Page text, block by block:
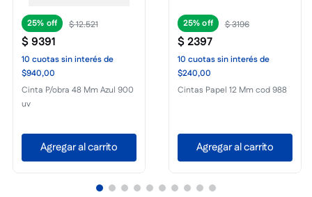
25% $12.521
$9391
10 cuotassin interésde
$940,00
Cinta P/obra 48 Mm Azul 900
uv
Agregar al carrito
25% $3196
$2397
10 cuotassin interésde
$240,00
Cintas Papel 12 Mm cod 988
Agregar al carrito